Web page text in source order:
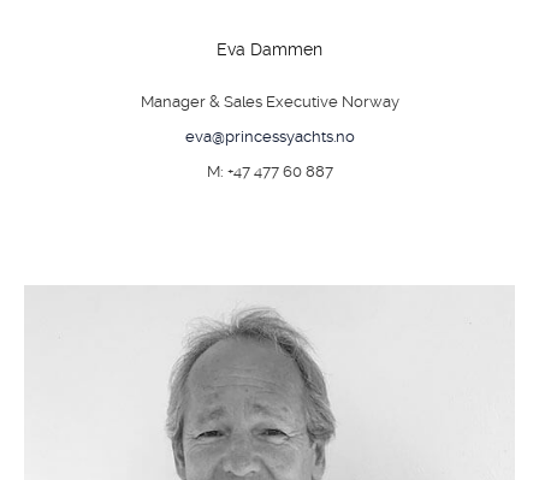
Eva Dammen
Manager & Sales Executive Norway
eva@princessyachts.no
M: +47 477 60 887